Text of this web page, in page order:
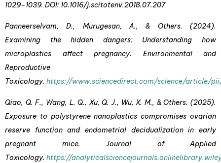
1029–1039. DOI: 10.1016/j.scitotenv.2018.07.207
Panneerselvam, D., Murugesan, A., & Others. (2024).
Examining the hidden dangers: Understanding how
microplastics affect pregnancy. Environmental and
Reproductive
Toxicology. https://www.sciencedirect.com/science/article/pii/
Qiao, Q. F., Wang, L. Q., Xu, Q. J., Wu, X. M., & Others. (2025).
Exposure to polystyrene nanoplastics compromises ovarian
reserve function and endometrial decidualization in early
pregnant mice. Journal of Applied
Toxicology. https://